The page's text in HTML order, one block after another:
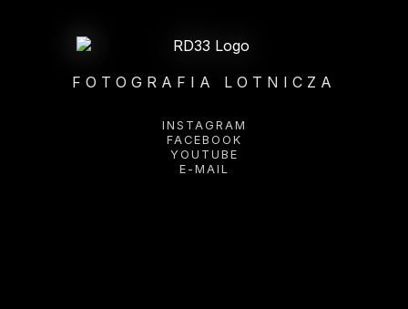
FOTOGRAFIA LOTNICZA
INSTAGRAM
FACEBOOK
YOUTUBE
E-MAIL